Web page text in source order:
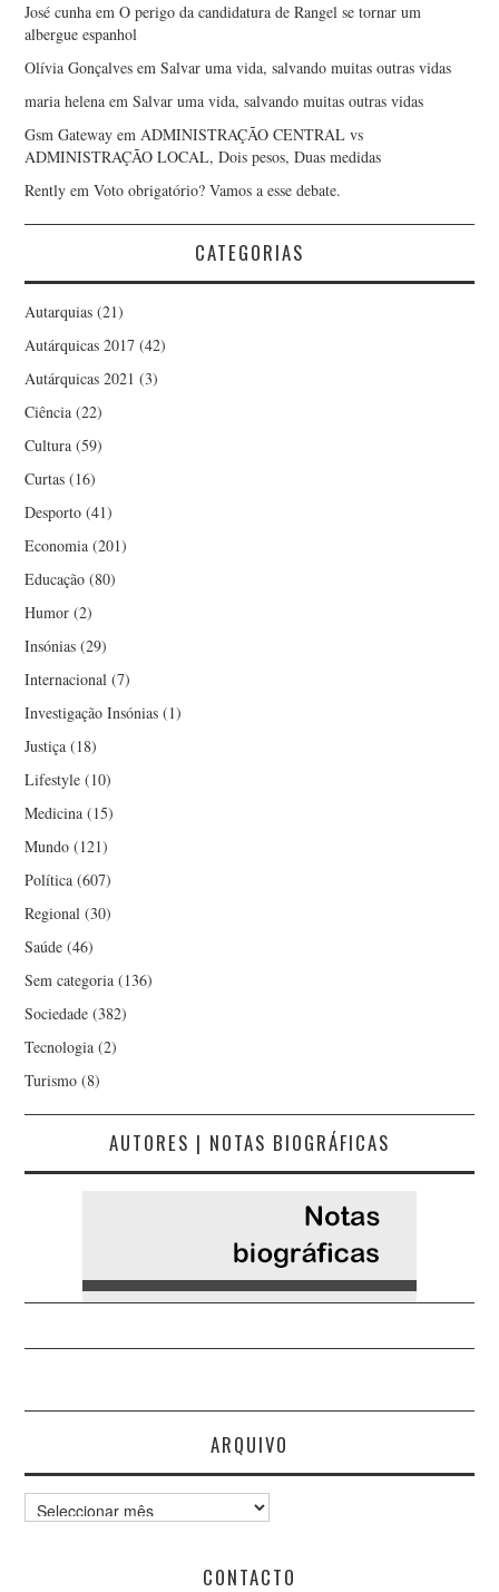
José cunha emO perigo da candidatura de Rangel se tornar um
albergue espanhol
Olívia Gonçalves emSalvar uma vida, salvando muitas outras vidas
maria helena emSalvar uma vida, salvando muitas outras vidas
Gsm Gateway emADMINISTRAÇÃO CENTRAL vs
ADMINISTRAÇÃO LOCAL, Dois pesos, Duas medidas
Rently emVoto obrigatório? Vamos a esse debate.
CATEGORIAS
Autarquias (21)
Autárquicas 2017 (42)
Autárquicas 2021 (3)
Ciência (22)
Cultura (59)
Curtas (16)
Desporto (41)
Economia (201)
Educação (80)
Humor (2)
Insónias (29)
Internacional (7)
Investigação Insónias (1)
Justiça (18)
Lifestyle (10)
Medicina (15)
Mundo (121)
Política (607)
Regional (30)
Saúde (46)
Sem categoria (136)
Sociedade (382)
Tecnologia (2)
Turismo (8)
AUTORES | NOTAS BIOGRÁFICAS
ARQUIVO
Arquivo
CONTACTO